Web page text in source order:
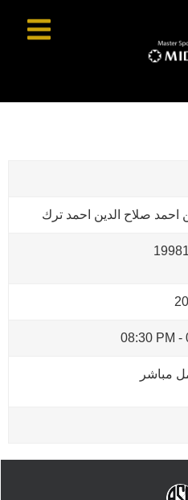
احمد صلاح الدين احمد ترك
-
08:30 PM
مباشر